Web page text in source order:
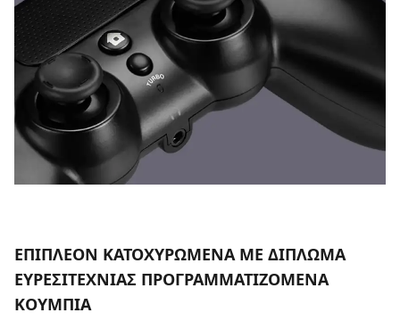
ΕΠΙΠΛΕΟΝ ΚΑΤΟΧΥΡΩΜΕΝΑ ΜΕ ΔΙΠΛΩΜΑ
ΕΥΡΕΣΙΤΕΧΝΙΑΣ ΠΡΟΓΡΑΜΜΑΤΙΖΟΜΕΝΑ
ΚΟΥΜΠΙΑ